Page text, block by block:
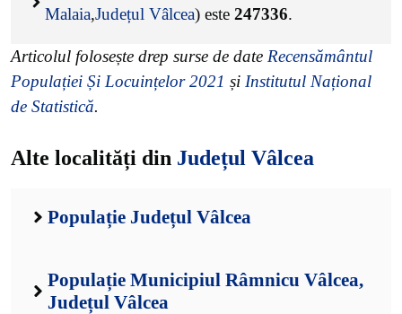
Malaia,Județul Vâlcea) este 247336.
Articolul folosește drep surse de date Recensământul
Populației Și Locuințelor 2021 și Institutul Național
de Statistică.
Alte localități din Județul Vâlcea
Populație Județul Vâlcea
Populație Municipiul Râmnicu Vâlcea,
Județul Vâlcea